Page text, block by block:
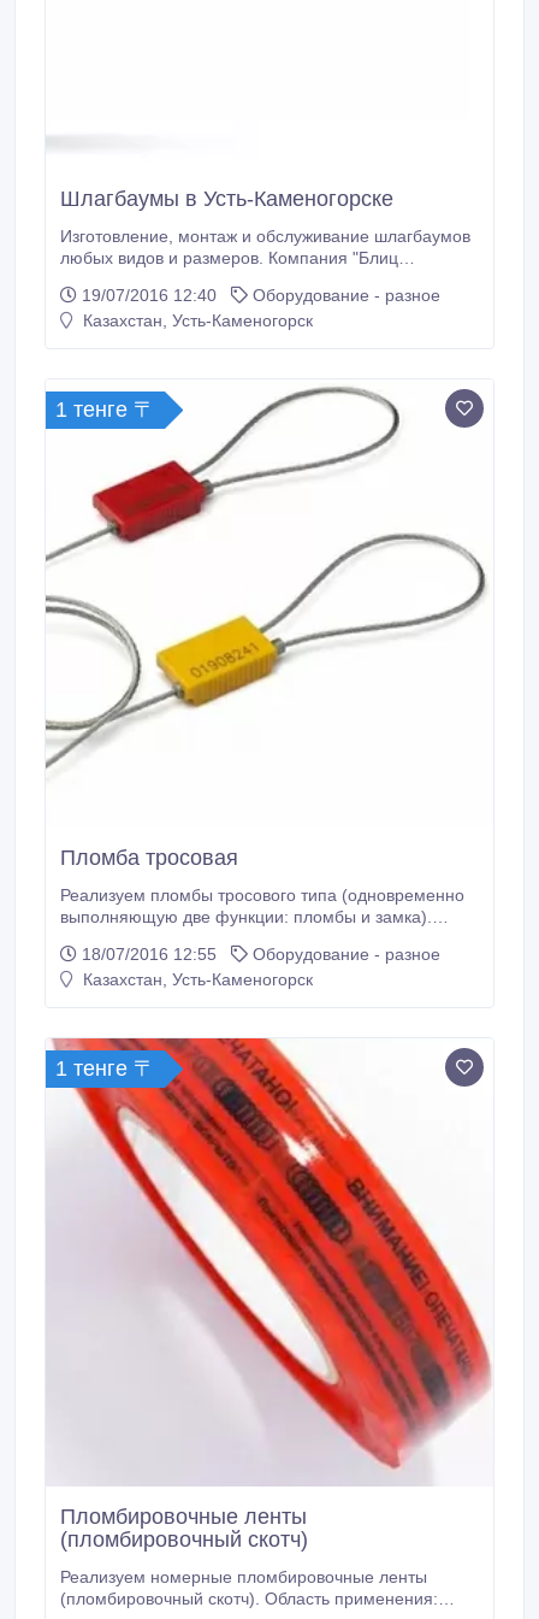
Шлагбаумы в Усть-Каменогорске
Изготовление, монтаж и обслуживание шлагбаумов
любых видов и размеров. Компания "Блиц
заграждений: 1. Автоматические шлагбаумы 2.
Цепные барьеры (для резервирования парковочных
рассчитаны на большой срок службы (минимум 15
лет), отличаются высоким уровнем комфорта и
безопасности при их эксплуатации, а также
полностью адаптированы к суровым климатическим
условиям нашего региона.
19/07/2016 12:40
Оборудование - разное
Казахстан, Усть-Каменогорск
1 тенге 〒
Пломба тросовая
Реализуем пломбы тросового типа (одновременно
выполняющую две функции: пломбы и замка).
внешняя оболочка - ABS, замок - сталь, стальной
трос; диаметр тросика 1, 8-2, 5 мм, длинна тросика
18/07/2016 12:55
Оборудование - разное
Казахстан, Усть-Каменогорск
1 тенге 〒
Пломбировочные ленты
(пломбировочный скотч)
Реализуем номерные пломбировочные ленты
(пломбировочный скотч). Область применения: